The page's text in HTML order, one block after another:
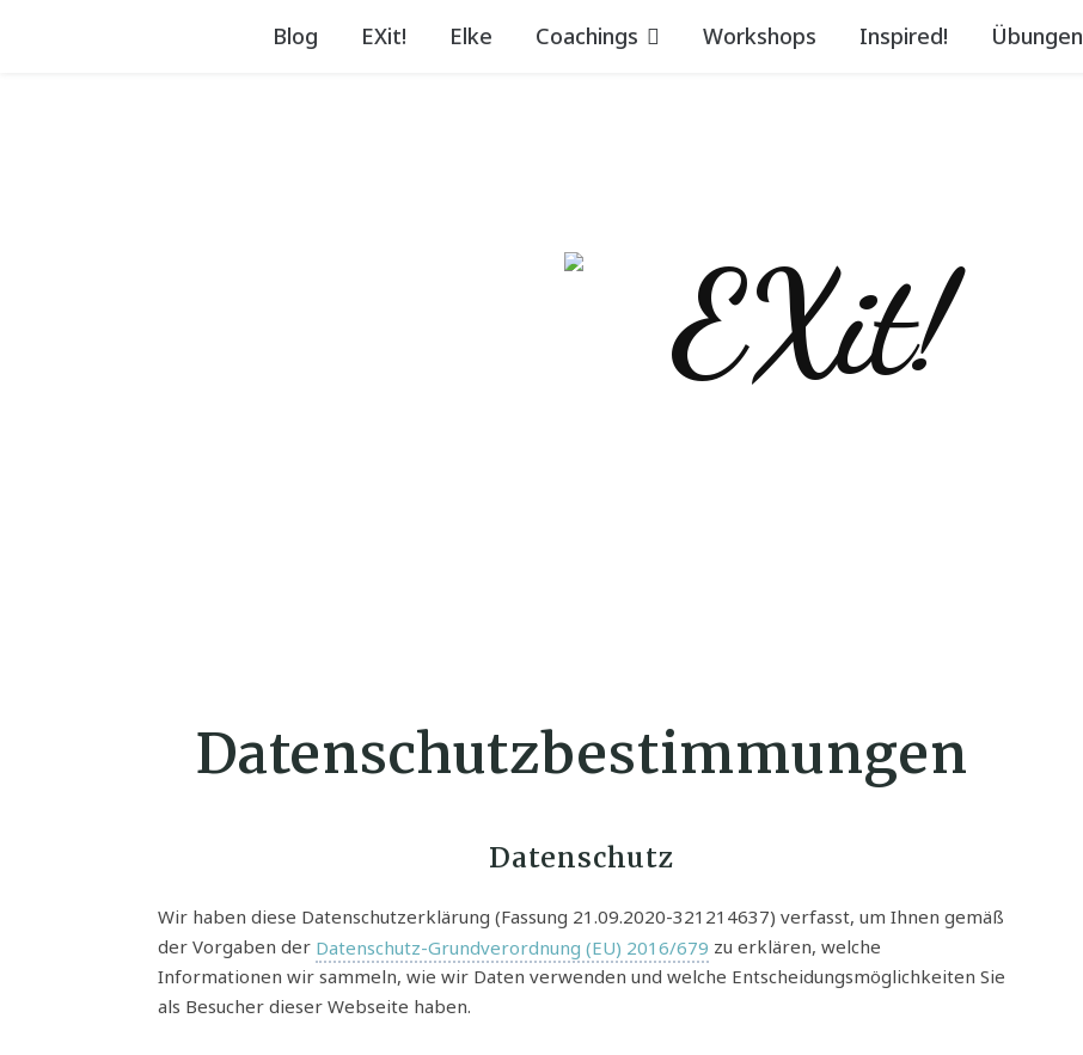
Blog EXit! Elke Coachings Workshops Inspired! Übungen
Datenschutzbestimmungen
Datenschutz
Wir haben diese Datenschutzerklärung (Fassung 21.09.2020-321214637) verfasst, um Ihnen gemäß
der Vorgaben der Datenschutz-Grundverordnung (EU) 2016/679 zu erklären, welche
Informationen wir sammeln, wie wir Daten verwenden und welche Entscheidungsmöglichkeiten Sie
als Besucher dieser Webseite haben.